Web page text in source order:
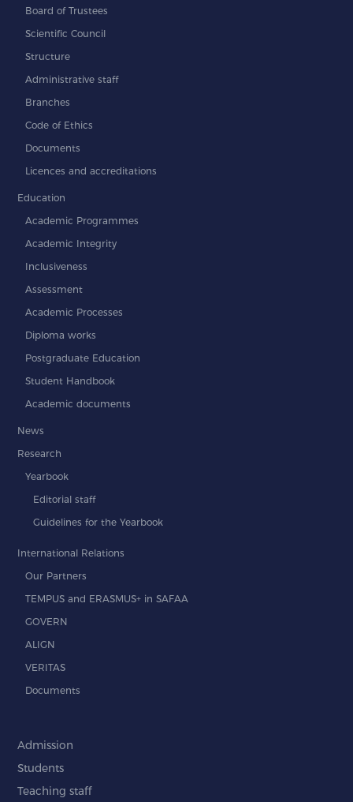
Board of Trustees
Scientific Council
Structure
Administrative staff
Branches
Code of Ethics
Documents
Licences and accreditations
Education
Academic Programmes
Academic Integrity
Inclusiveness
Assessment
Academic Processes
Diploma works
Postgraduate Education
Student Handbook
Academic documents
News
Research
Yearbook
Editorial staff
Guidelines for the Yearbook
International Relations
Our Partners
TEMPUS and ERASMUS+ in SAFAA
GOVERN
ALIGN
VERITAS
Documents
Admission
Students
Teaching staff